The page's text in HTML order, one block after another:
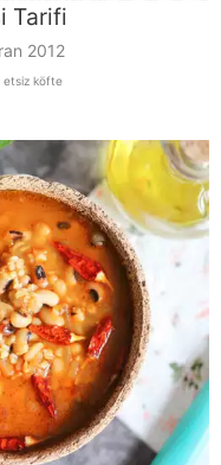
Tarifi
2012
etsiz köfte